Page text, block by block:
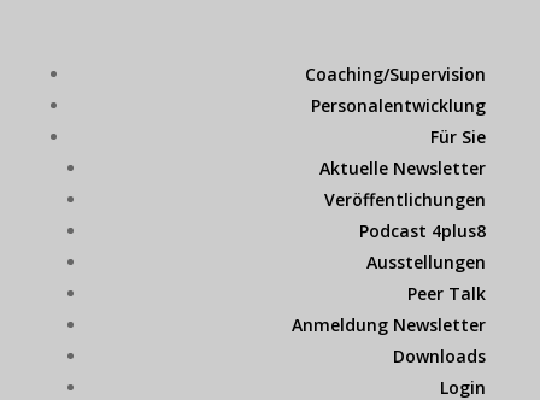
Coaching/Supervision
Personalentwicklung
Für Sie
Aktuelle Newsletter
Veröffentlichungen
Podcast 4plus8
Ausstellungen
Peer Talk
Anmeldung Newsletter
Downloads
Login